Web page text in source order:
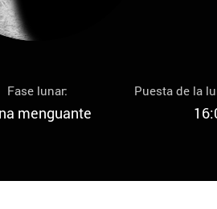
Fase lunar:
menguante
Puesta de la